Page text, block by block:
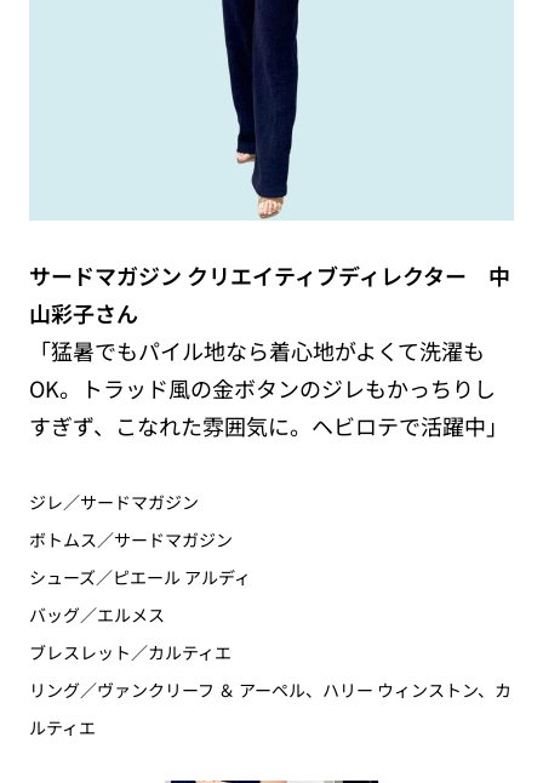
サードマガジン クリエイティブディレクター 中
山彩子さん
「猛暑でもパイル地なら着心地がよくて洗濯も
OK。トラッド風の金ボタンのジレもかっちりし
すぎず、こなれた雰囲気に。ヘビロテで活躍中」
ジレ／サードマガジン
ボトムス／サードマガジン
シューズ／ピエール アルディ
バッグ／エルメス
ブレスレット／カルティエ
リング／ヴァンクリーフ ＆ アーペル、ハリー ウィンストン、カ
ルティエ